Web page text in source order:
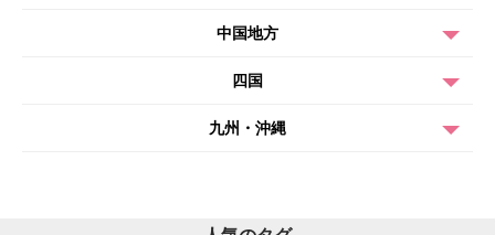
中国地方
四国
九州・沖縄